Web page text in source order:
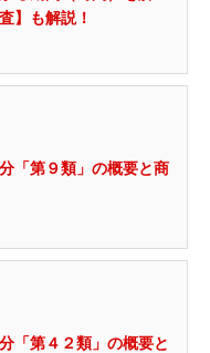
】も解説！
「第９類」の概要と商
「第４２類」の概要と